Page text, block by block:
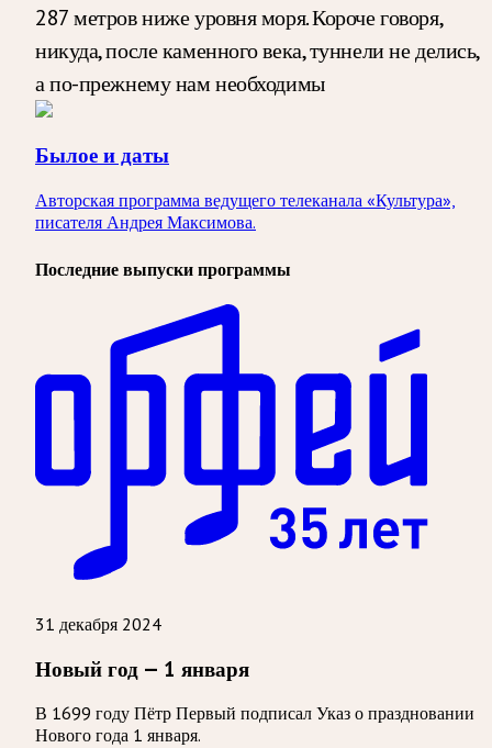
287 метров ниже уровня моря. Короче говоря,
никуда, после каменного века, туннели не делись,
а по-прежнему нам необходимы
Былое и даты
Авторская программа ведущего телеканала «Культура»,
писателя Андрея Максимова.
Последние выпуски программы
31 декабря 2024
Новый год — 1 января
В 1699 году Пётр Первый подписал Указ о праздновании
Нового года 1 января.